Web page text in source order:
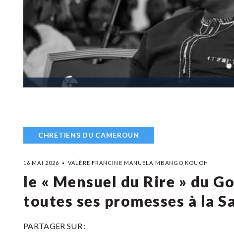
CHRÉTIENS DU CAMEROUN
16 MAI 2026 VALÈRE FRANCINE MANUELA MBANGO KOUOH
le « Mensuel du Rire » du
toutes ses promesses à la
PARTAGER SUR :